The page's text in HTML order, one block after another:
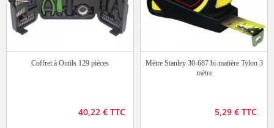
Coffret à Outils 129 pièces
40,22 € TTC
Mètre Stanley 30-687 bi-matière Tylon 3
mètre
5,29 € TTC